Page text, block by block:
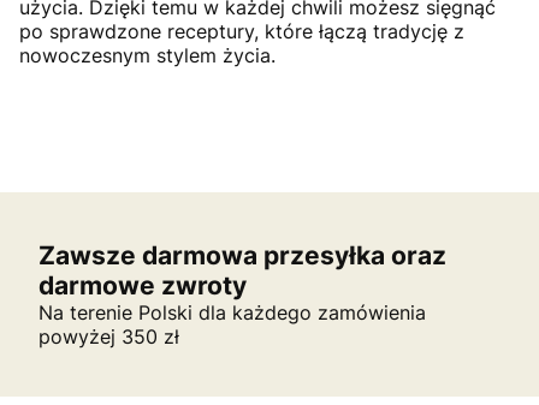
użycia. Dzięki temu w każdej chwili możesz sięgnąć
po sprawdzone receptury, które łączą tradycję z
nowoczesnym stylem życia.
Zawsze darmowa przesyłka oraz
darmowe zwroty
Na terenie Polski dla każdego zamówienia
powyżej 350 zł